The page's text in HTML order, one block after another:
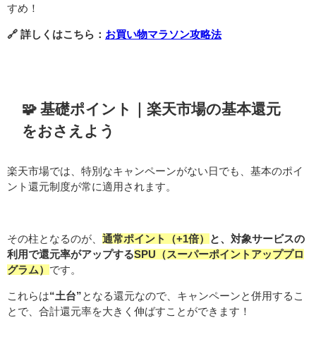
すめ！
🔗 詳しくはこちら： お買い物マラソン攻略法
🧩 基礎ポイント｜楽天市場の基本還元
をおさえよう
楽天市場では、特別なキャンペーンがない日でも、基本のポイ
ント還元制度が常に適用されます。
その柱となるのが、 通常ポイント（+1倍）
と、対象サービスの
利用で還元率がアップするSPU（スーパーポイントアッププロ
グラム） です。
これらは“土台” となる還元なので、キャンペーンと併用するこ
とで、合計還元率を大きく伸ばすことができます！